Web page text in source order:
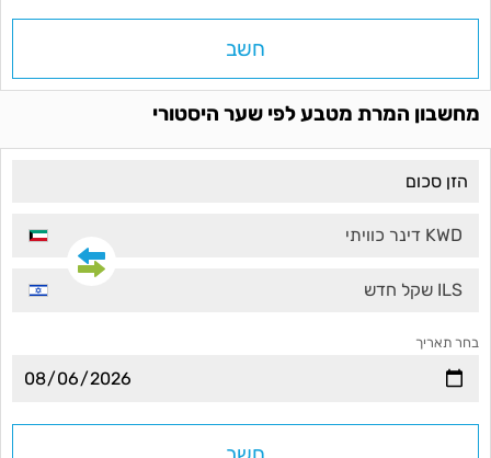
חשב
מחשבון המרת מטבע לפי שער היסטורי
KWD דינר כוויתי
ILS שקל חדש
בחר תאריך